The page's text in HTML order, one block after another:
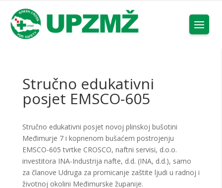
Stručno edukativni
posjet EMSCO-605
Stručno edukativni posjet novoj plinskoj bušotini
Međimurje 7 i kopnenom bušaćem postrojenju
EMSCO-605 tvrtke CROSCO, naftni servisi, d.o.o.
investitora INA-Industrija nafte, d.d. (INA, d.d.), samo
za članove Udruga za promicanje zaštite ljudi u radnoj i
životnoj okolini Međimurske županije.